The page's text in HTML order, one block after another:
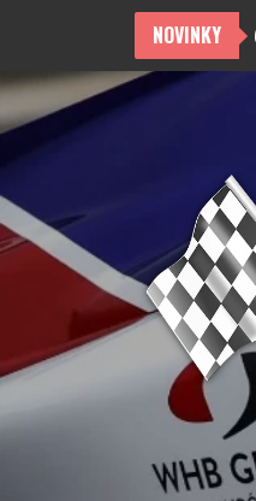
Přeskočit
obsah
NOVINKY